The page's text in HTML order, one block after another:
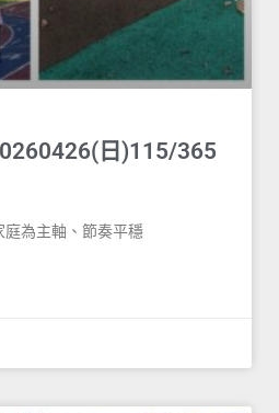
日)115/365
庭為主軸、節奏平穩